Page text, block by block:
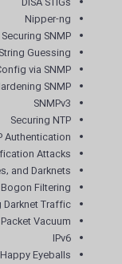
Nipper-ng
Securing SNMP
Guessing
via SNMP
SNMP
SNMPv3
Securing NTP
Authentication
Attacks
and Darknets
Bogon Filtering
Traffic
Vacuum
IPv6
Eyeballs